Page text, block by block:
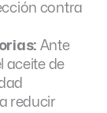
contra
Ante
aceite de
reducir